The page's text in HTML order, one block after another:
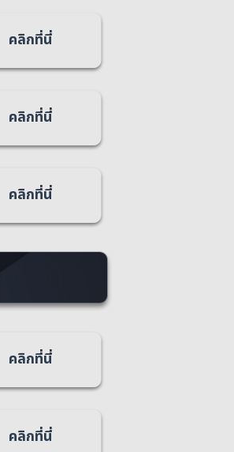
คลิกที่นี่
คลิกที่นี่
คลิกที่นี่
คลิกที่นี่
คลิกที่นี่